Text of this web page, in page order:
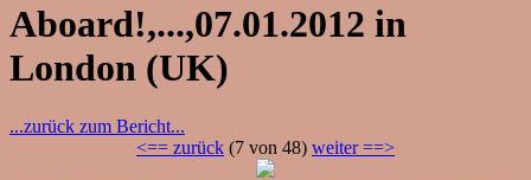
Aboard!,...,07.01.2012 in
London (UK)
...zurück zum Bericht...
<== zurück (7 von 48) weiter ==>